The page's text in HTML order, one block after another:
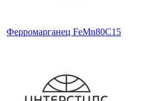
Ферромарганец FeMn80C15